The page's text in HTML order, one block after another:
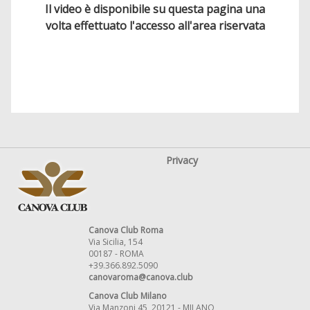
Il video è disponibile su questa pagina una
volta effettuato l'accesso all'area riservata
Privacy
Canova Club Roma
Via Sicilia, 154
00187 - ROMA
+39.366.892.5090
canovaroma@canova.club
Canova Club Milano